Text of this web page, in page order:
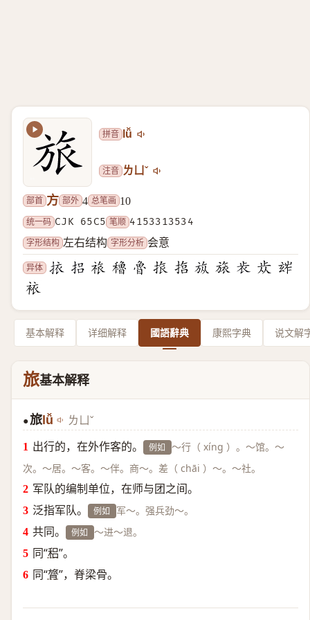
拼音 lǚ
注音 ㄌㄩˇ
部首 方 部外 4 总笔画 10
统一码 CJK 65C5 笔顺 4153313534
字形结构 左右结构 字形分析 会意
异体
基本解释 详细解释 國語辭典 康熙字典 说文解
旅基本解释
●旅 lǚ ㄌㄩˇ
出行的，在外作客的。 例如 ～行（ xíng ）。～馆。～
次。～居。～客。～伴。商～。差（ chāi ）～。～社。
军队的编制单位，在师与团之间。
泛指军队。
例如 军～。强兵劲～。
共同。 例如 ～进～退。
同“稆”。
同“膂”，脊梁骨。